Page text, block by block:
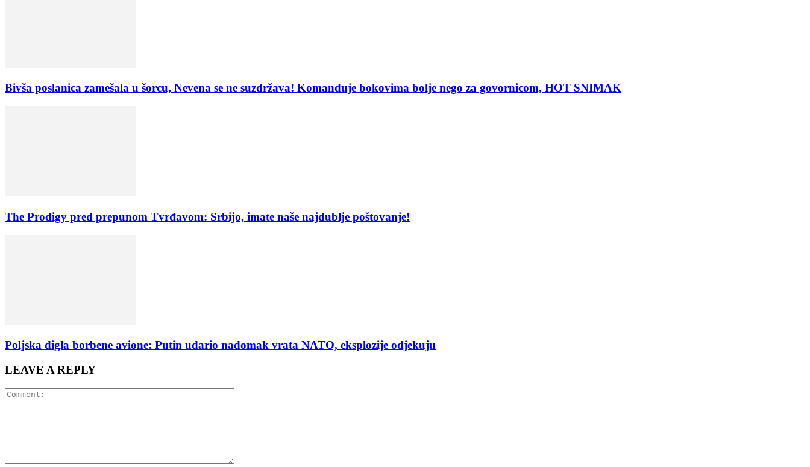
Bivša poslanica zamešala u šorcu, Nevena se ne suzdržava! Komanduje bokovima bolje nego za govornicom, HOT SNIMAK
The Prodigy pred prepunom Tvrđavom: Srbijo, imate naše najdublje poštovanje!
Poljska digla borbene avione: Putin udario nadomak vrata NATO, eksplozije odjekuju
LEAVE A REPLY